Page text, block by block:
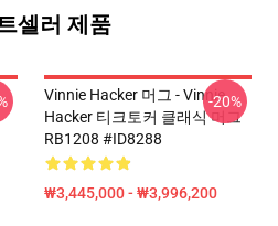
셀러 제품
Vinnie Hacker 머그 - Vinnie
Hacker 티크토커 클래식 머그
RB1208 #ID8288
₩3,445,000 - ₩3,996,200
-20%